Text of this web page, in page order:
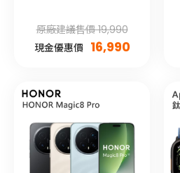
原廠建議售價 19,990
現金優惠價 16,990